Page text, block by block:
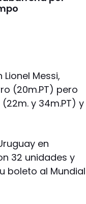
Messi,
(20m.PT) pero
y 34m.PT) y
en
32 unidades y
boleto al Mundial